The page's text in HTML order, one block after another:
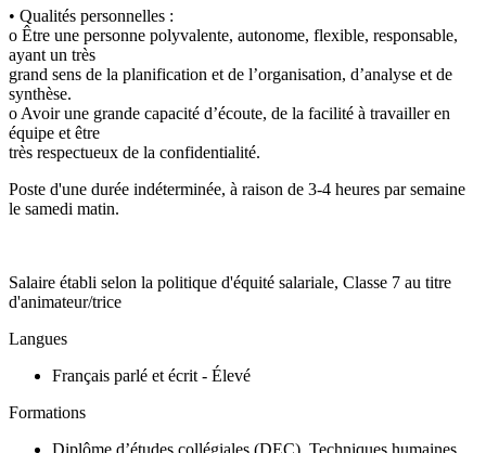
• Qualités personnelles :
o Être une personne polyvalente, autonome, flexible, responsable,
ayant un très
grand sens de la planification et de l’organisation, d’analyse et de
synthèse.
o Avoir une grande capacité d’écoute, de la facilité à travailler en
équipe et être
très respectueux de la confidentialité.
Poste d'une durée indéterminée, à raison de 3-4 heures par semaine
le samedi matin.
Salaire établi selon la politique d'équité salariale, Classe 7 au titre
d'animateur/trice
Langues
Français parlé et écrit - Élevé
Formations
Diplôme d’études collégiales (DEC), Techniques humaines